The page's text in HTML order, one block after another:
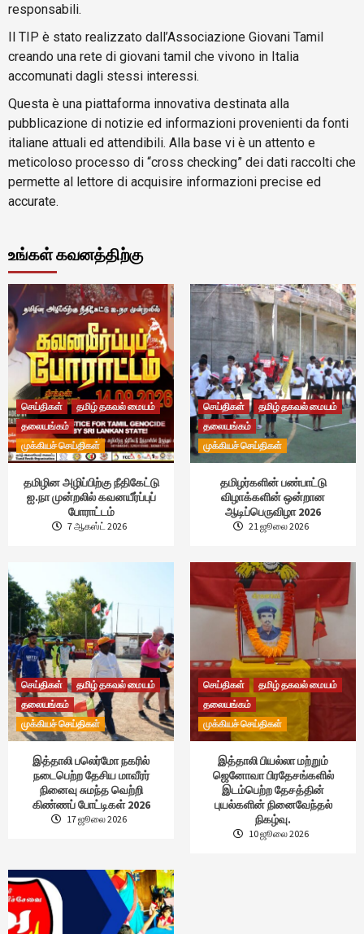
responsabili.
Il TIP è stato realizzato dall’Associazione Giovani Tamil
creando una rete di giovani tamil che vivono in Italia
accomunati dagli stessi interessi.
Questa è una piattaforma innovativa destinata alla
pubblicazione di notizie ed informazioni provenienti da fonti
italiane attuali ed attendibili. Alla base vi è un attento e
meticoloso processo di “cross checking” dei dati raccolti che
permette al lettore di acquisire informazioni precise ed
accurate.
உங்கள் கவனத்திற்கு
செய்திகள்
தமிழ் தகவல் மையம்
தலையங்கம்
முக்கியச் செய்திகள்
தமிழின அழிப்பிற்கு நீதிகேட்டு
ஐ.நா முன்றலில் கவனயீர்ப்புப்
போராட்டம்
7 ஆகஸ்ட் 2026
செய்திகள்
தமிழ் தகவல் மையம்
தலையங்கம்
முக்கியச் செய்திகள்
தமிழர்களின் பண்பாட்டு
விழாக்களின் ஒன்றான
ஆடிப்பெருவிழா 2026
21 ஜூலை 2026
செய்திகள்
தமிழ் தகவல் மையம்
தலையங்கம்
முக்கியச் செய்திகள்
இத்தாலி பலெர்மோ நகரில்
நடைபெற்ற தேசிய மாவீரர்
நினைவு சுமந்த வெற்றி
கிண்ணப் போட்டிகள் 2026
17 ஜூலை 2026
செய்திகள்
தமிழ் தகவல் மையம்
தலையங்கம்
முக்கியச் செய்திகள்
இத்தாலி பியல்லா மற்றும்
ஜெனோவா பிரதேசங்களில்
இடம்பெற்ற தேசத்தின்
புயல்களின் நினைவேந்தல்
நிகழ்வு.
10 ஜூலை 2026